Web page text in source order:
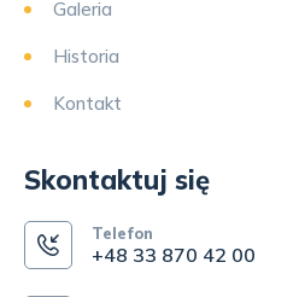
Galeria
Historia
Kontakt
Skontaktuj się
Telefon
+48 33 870 42 00